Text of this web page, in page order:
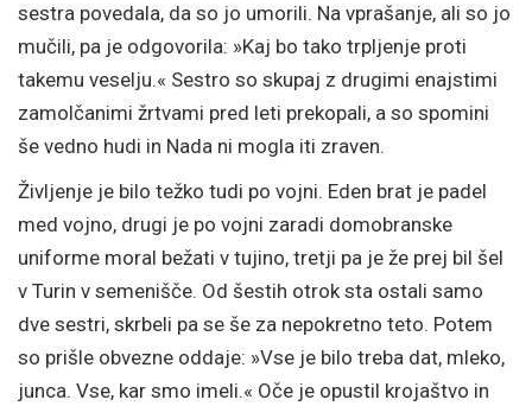
sestra povedala, da so jo umorili. Na vprašanje, ali so jo
mučili, pa je odgovorila: »Kaj bo tako trpljenje proti
takemu veselju.« Sestro so skupaj z drugimi enajstimi
zamolčanimi žrtvami pred leti prekopali, a so spomini
še vedno hudi in Nada ni mogla iti zraven.
Življenje je bilo težko tudi po vojni. Eden brat je padel
med vojno, drugi je po vojni zaradi domobranske
uniforme moral bežati v tujino, tretji pa je že prej bil šel
v Turin v semenišče. Od šestih otrok sta ostali samo
dve sestri, skrbeli pa se še za nepokretno teto. Potem
so prišle obvezne oddaje: »Vse je bilo treba dat, mleko,
junca. Vse, kar smo imeli.« Oče je opustil krojaštvo in